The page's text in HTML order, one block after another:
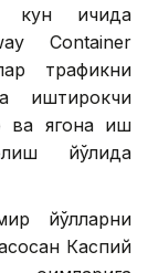
кун ичида
Container
трафикни
иштирокчи
ва ягона иш
йўлида
йўлларни
Каспий